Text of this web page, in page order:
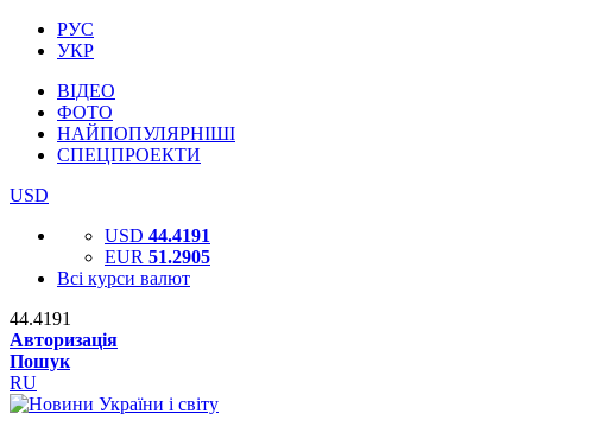
РУС
УКР
ВІДЕО
ФОТО
НАЙПОПУЛЯРНІШІ
СПЕЦПРОЕКТИ
USD
USD 44.4191
EUR 51.2905
Всі курси валют
44.4191
Авторизація
Пошук
RU